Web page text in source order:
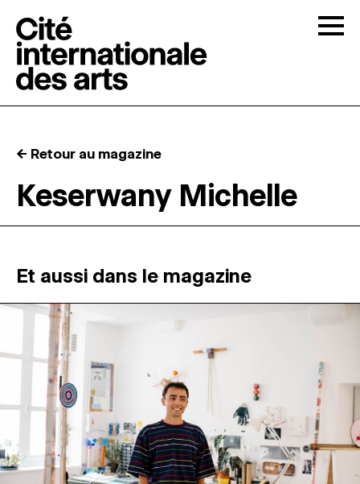
RÉSIDENCES ↓
ATELIERS OUVERTS
PROGRAMMATION
MAGAZINE
ESPACES DE PRATIQUE ARTISTIQUE ↓
Recherche
← Retour au magazine
Keserwany Michelle
Et aussi dans le magazine